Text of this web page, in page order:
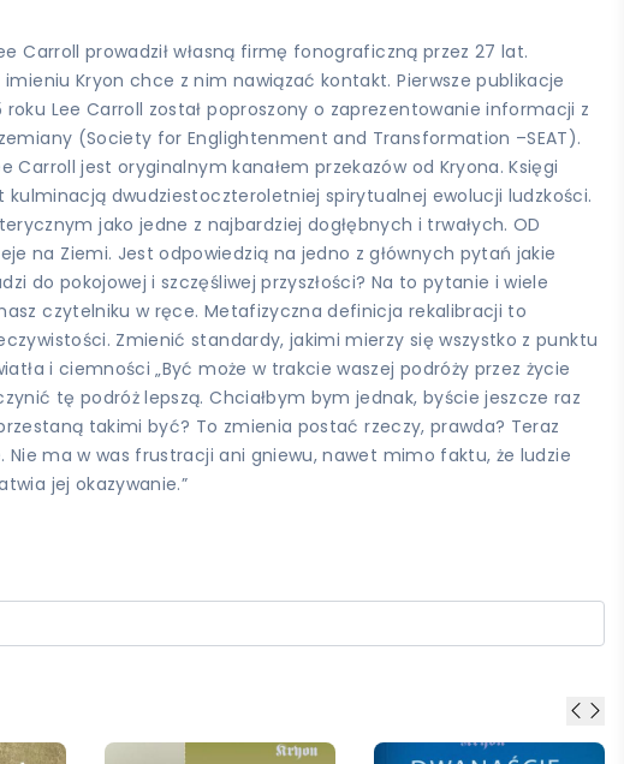
Carroll prowadził własną firmę fonograficzną przez 27 lat.
Kryon chce z nim nawiązać kontakt. Pierwsze publikacje
Lee Carroll został poproszony o zaprezentowanie informacji z
(Society for Englightenment and Transformation –SEAT).
jest oryginalnym kanałem przekazów od Kryona. Księgi
kulminacją dwudziestoczteroletniej spirytualnej ewolucji ludzkości.
jako jedne z najbardziej dogłębnych i trwałych. OD
na Ziemi. Jest odpowiedzią na jedno z głównych pytań jakie
do pokojowej i szczęśliwej przyszłości? Na to pytanie i wiele
czytelniku w ręce. Metafizyczna definicja rekalibracji to
Zmienić standardy, jakimi mierzy się wszystko z punktu
i ciemności „Być może w trakcie waszej podróży przez życie
tę podróż lepszą. Chciałbym bym jednak, byście jeszcze raz
takimi być? To zmienia postać rzeczy, prawda? Teraz
ma w was frustracji ani gniewu, nawet mimo faktu, że ludzie
jej okazywanie.”